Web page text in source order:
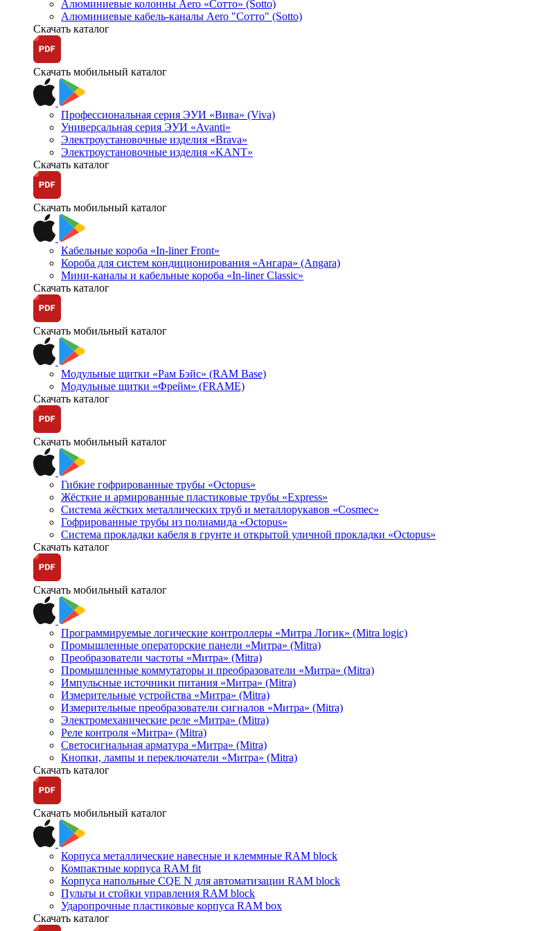
Алюминиевые колонны Aero «Сотто» (Sotto)
Алюминиевые кабель-каналы Aero "Сотто" (Sotto)
Скачать каталог
Скачать мобильный каталог
Профессиональная серия ЭУИ «Вива» (Viva)
Универсальная серия ЭУИ «Avanti»
Электроустановочные изделия «Brava»
Электроустановочные изделия «KANT»
Скачать каталог
Скачать мобильный каталог
Кабельные короба «In-liner Front»
Короба для систем кондиционирования «Ангара» (Angara)
Мини-каналы и кабельные короба «In-liner Classic»
Скачать каталог
Скачать мобильный каталог
Модульные щитки «Рам Бэйс» (RAM Base)
Модульные щитки «Фрейм» (FRAME)
Скачать каталог
Скачать мобильный каталог
Гибкие гофрированные трубы «Octopus»
Жёсткие и армированные пластиковые трубы «Express»
Система жёстких металлических труб и металлорукавов «Cosmec»
Гофрированные трубы из полиамида «Octopus»
Система прокладки кабеля в грунте и открытой уличной прокладки «Octopus»
Скачать каталог
Скачать мобильный каталог
Программируемые логические контроллеры «Митра Логик» (Mitra logic)
Промышленные операторские панели «Митра» (Mitra)
Преобразователи частоты «Митра» (Mitra)
Промышленные коммутаторы и преобразователи «Митра» (Mitra)
Импульсные источники питания «Митра» (Mitra)
Измерительные устройства «Митра» (Mitra)
Измерительные преобразователи сигналов «Митра» (Mitra)
Электромеханические реле «Митра» (Mitra)
Реле контроля «Митра» (Mitra)
Светосигнальная арматура «Митра» (Mitra)
Кнопки, лампы и переключатели «Митра» (Mitra)
Скачать каталог
Скачать мобильный каталог
Корпуса металлические навесные и клеммные RAM block
Компактные корпуса RAM fit
Корпуса напольные CQE N для автоматизации RAM block
Пульты и стойки управления RAM block
Ударопрочные пластиковые корпуса RAM box
Скачать каталог